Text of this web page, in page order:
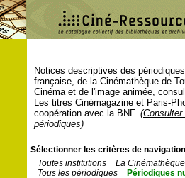
Notices descriptives des
française, de la Cinémathèque de
Cinéma et de l'image animée,
Les titres Cinémagazine et Paris-
coopération avec la BNF.
périodiques)
Sélectionner les critères de
Toutes institutions
La
Tous les périodiques
Périodiques